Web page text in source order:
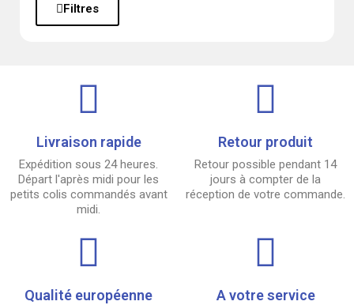
Filtres
Livraison rapide
Expédition sous 24 heures.
Départ l'après midi pour les
petits colis commandés avant
midi.
Retour produit
Retour possible pendant 14
jours à compter de la
réception de votre commande.
Qualité européenne A votre service